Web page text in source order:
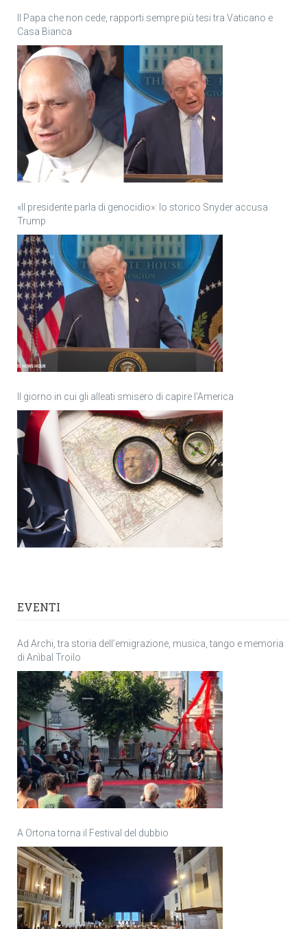
Il Papa che non cede, rapporti sempre più tesi tra Vaticano e
Casa Bianca
«Il presidente parla di genocidio»: lo storico Snyder accusa
Trump
Il giorno in cui gli alleati smisero di capire l’America
EVENTI
Ad Archi, tra storia dell’emigrazione, musica, tango e memoria
di Anìbal Troilo
A Ortona torna il Festival del dubbio